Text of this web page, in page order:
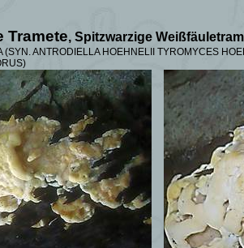
Tramete, Spitzwarzige
(SYN.ANTRODIELLA HOEHNELII
TYROMYCES